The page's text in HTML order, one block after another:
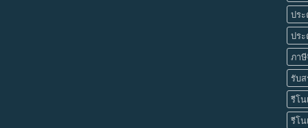
ปร
ปร
ภา
รับส
รีโน
รีโน